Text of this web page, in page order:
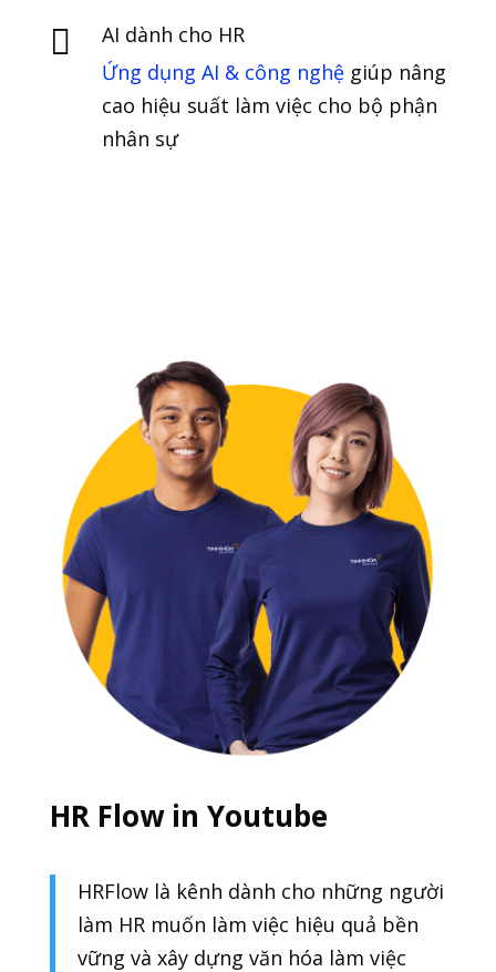

AI dành cho HR
Ứng dụng AI & công nghệgiúp nâng
cao hiệu suất làm việc cho bộ phận
nhân sự
HR Flow in Youtube
HRFlow là kênh dành cho những người
làm HR muốn làm việc hiệu quả bền
vững và xây dựng văn hóa làm việc